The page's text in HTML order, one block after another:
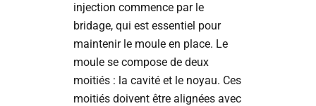
injection commence par le
bridage, qui est essentiel pour
maintenir le moule en place. Le
moule se compose de deux
moitiés : la cavité et le noyau. Ces
moitiés doivent être alignées avec